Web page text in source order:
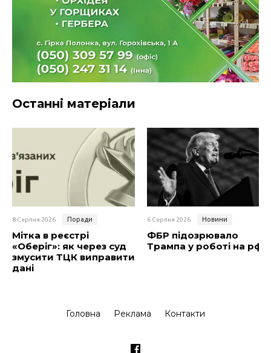
Останні матеріали
8 Серпня 2026 Поради
Мітка в реєстрі
«Оберіг»: як через суд
змусити ТЦК виправити
дані
6 Серпня 2026 Новини
ФБР підозрювало
Трампа у роботі на рф
Головна Реклама Контакти